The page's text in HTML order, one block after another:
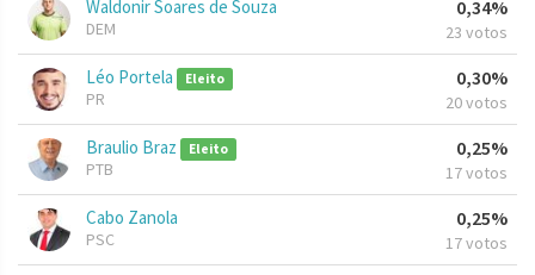
Waldonir Soares de Souza
DEM
0,34%
23 votos
Léo Portela Eleito
PR
0,30%
20 votos
Braulio Braz Eleito
PTB
0,25%
17 votos
Cabo Zanola
PSC
0,25%
17 votos